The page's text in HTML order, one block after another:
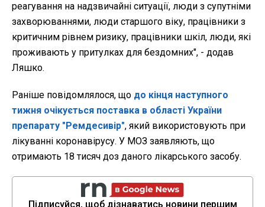
реагування на надзвичайні ситуації, люди з супутніми
захворюваннями, люди старшого віку, працівники з
критичним рівнем ризику, працівники шкіл, люди, які
проживають у притулках для бездомних", - додав
Ляшко.
Раніше повідомлялося, що до кінця наступного
тижня очікується поставка в області України
препарату "Ремдесивір", який використовують при
лікуванні коронавірусу. У МОЗ заявляють, що
отримають 18 тисяч доз даного лікарського засобу.
Підписуйся, щоб дізнаватись новини першим